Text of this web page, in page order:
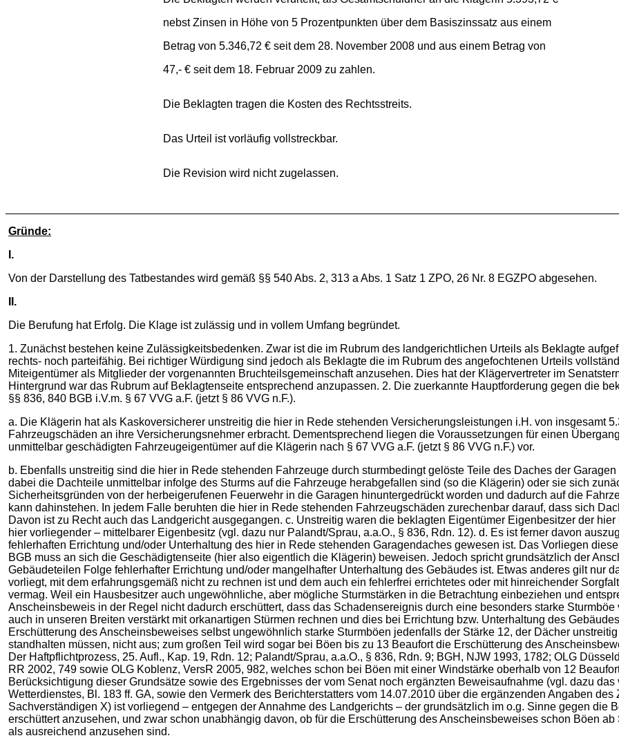
nebst Zinsen in Höhe von 5 Prozentpunkten über dem Basiszinssatz aus einem
Betrag von 5.346,72 € seit dem 28. November 2008 und aus einem Betrag von
47,- € seit dem 18. Februar 2009 zu zahlen.
Die Beklagten tragen die Kosten des Rechtsstreits.
Das Urteil ist vorläufig vollstreckbar.
Die Revision wird nicht zugelassen.
Gründe:
I.
Von der Darstellung des Tatbestandes wird gemäß §§ 540 Abs. 2, 313 a Abs. 1 Satz 1 ZPO, 26 Nr. 8 EGZPO abgesehen.
II.
Die Berufung hat Erfolg. Die Klage ist zulässig und in vollem Umfang begründet.
1. Zunächst bestehen keine Zulässigkeitsbedenken. Zwar ist die im Rubrum des landgerichtlichen Urteils als Beklagte
rechts- noch parteifähig. Bei richtiger Würdigung sind jedoch als Beklagte die im Rubrum des angefochtenen Urteils
Miteigentümer als Mitglieder der vorgenannten Bruchteilsgemeinschaft anzusehen. Dies hat der Klägervertreter im
Hintergrund war das Rubrum auf Beklagtenseite entsprechend anzupassen. 2. Die zuerkannte Hauptforderung gegen die
§§ 836, 840 BGB i.V.m. § 67 VVG a.F. (jetzt § 86 VVG n.F.).
a. Die Klägerin hat als Kaskoversicherer unstreitig die hier in Rede stehenden Versicherungsleistungen i.H. von insgesamt
Fahrzeugschäden an ihre Versicherungsnehmer erbracht. Dementsprechend liegen die Voraussetzungen für einen
unmittelbar geschädigten Fahrzeugeigentümer auf die Klägerin nach § 67 VVG a.F. (jetzt § 86 VVG n.F.) vor.
b. Ebenfalls unstreitig sind die hier in Rede stehenden Fahrzeuge durch sturmbedingt gelöste Teile des Daches der
dabei die Dachteile unmittelbar infolge des Sturms auf die Fahrzeuge herabgefallen sind (so die Klägerin) oder sie sich
Sicherheitsgründen von der herbeigerufenen Feuerwehr in die Garagen hinuntergedrückt worden und dadurch auf die
kann dahinstehen. In jedem Falle beruhten die hier in Rede stehenden Fahrzeugschäden zurechenbar darauf, dass sich
Davon ist zu Recht auch das Landgericht ausgegangen. c. Unstreitig waren die beklagten Eigentümer Eigenbesitzer der
hier vorliegender – mittelbarer Eigenbesitz (vgl. dazu nur Palandt/Sprau, a.a.O., § 836, Rdn. 12). d. Es ist ferner davon
fehlerhaften Errichtung und/oder Unterhaltung des hier in Rede stehenden Garagendaches gewesen ist. Das Vorliegen
BGB muss an sich die Geschädigtenseite (hier also eigentlich die Klägerin) beweisen. Jedoch spricht grundsätzlich der
Gebäudeteilen Folge fehlerhafter Errichtung und/oder mangelhafter Unterhaltung des Gebäudes ist. Etwas anderes gilt nur
vorliegt, mit dem erfahrungsgemäß nicht zu rechnen ist und dem auch ein fehlerfrei errichtetes oder mit hinreichender
vermag. Weil ein Hausbesitzer auch ungewöhnliche, aber mögliche Sturmstärken in die Betrachtung einbeziehen und
Anscheinsbeweis in der Regel nicht dadurch erschüttert, dass das Schadensereignis durch eine besonders starke
auch in unseren Breiten verstärkt mit orkanartigen Stürmen rechnen und dies bei Errichtung bzw. Unterhaltung des
Erschütterung des Anscheinsbeweises selbst ungewöhnlich starke Sturmböen jedenfalls der Stärke 12, der Dächer
standhalten müssen, nicht aus; zum großen Teil wird sogar bei Böen bis zu 13 Beaufort die Erschütterung des
Der Haftpflichtprozess, 25. Aufl., Kap. 19, Rdn. 12; Palandt/Sprau, a.a.O., § 836, Rdn. 9; BGH, NJW 1993, 1782; OLG
RR 2002, 749 sowie OLG Koblenz, VersR 2005, 982, welches schon bei Böen mit einer Windstärke oberhalb von 12
Berücksichtigung dieser Grundsätze sowie des Ergebnisses der vom Senat noch ergänzten Beweisaufnahme (vgl. dazu
Wetterdienstes, Bl. 183 ff. GA, sowie den Vermerk des Berichterstatters vom 14.07.2010 über die ergänzenden Angaben
Sachverständigen X) ist vorliegend – entgegen der Annahme des Landgerichts – der grundsätzlich im o.g. Sinne gegen die
erschüttert anzusehen, und zwar schon unabhängig davon, ob für die Erschütterung des Anscheinsbeweises schon Böen
als ausreichend anzusehen sind.